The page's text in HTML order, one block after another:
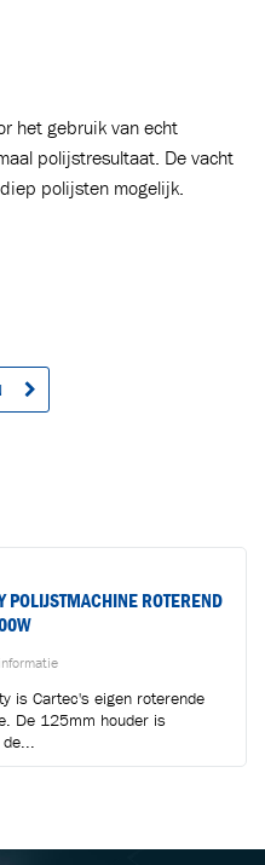
het gebruik van echt
polijstresultaat. De vacht
polijsten mogelijk.
POLIJSTMACHINE ROTEREND
is Cartec's eigen roterende
De 125mm houder is
Ga naar winkelwagen